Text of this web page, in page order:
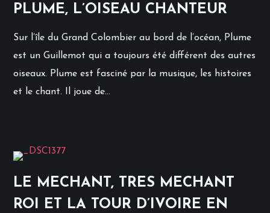
PLUME, L’OISEAU CHANTEUR
Sur l’île du Grand Colombier au bord de l’océan, Plume
est un Guillemot qui a toujours été différent des autres
oiseaux. Plume est fasciné par la musique, les histoires
et le chant. Il joue de...
LE MECHANT, TRES MECHANT
ROI ET LA TOUR D’IVOIRE EN